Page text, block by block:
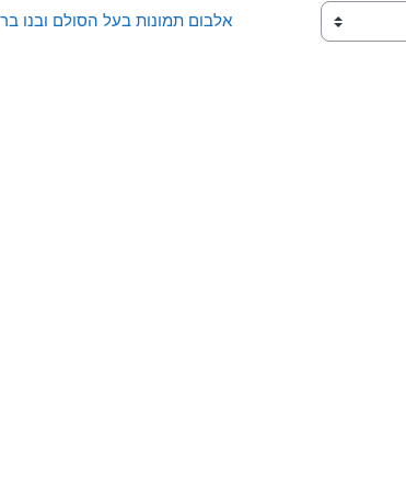
אלבום תמונות בעל הסולם ובנו